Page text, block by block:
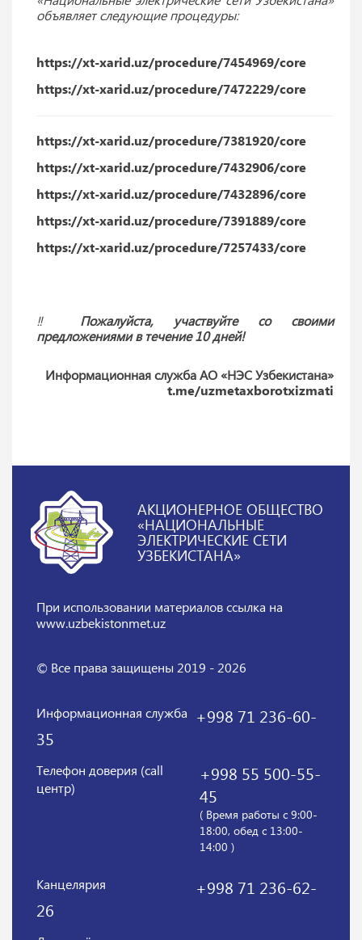
объявляет следующие процедуры:
https://xt-xarid.uz/procedure/7454969/core
https://xt-xarid.uz/procedure/7472229/core
https://xt-xarid.uz/procedure/7381920/core
https://xt-xarid.uz/procedure/7432906/core
https://xt-xarid.uz/procedure/7432896/core
https://xt-xarid.uz/procedure/7391889/core
https://xt-xarid.uz/procedure/7257433/core
‼️
Пожалуйста, участвуйте со своими
предложениями в течение 10 дней!
Информационная служба АО «НЭС Узбекистана»
t.me/uzmetaxborotxizmati
АКЦИОНЕРНОЕ ОБЩЕСТВО
«НАЦИОНАЛЬНЫЕ
ЭЛЕКТРИЧЕСКИЕ СЕТИ
УЗБЕКИСТАНА»
При использовании материаловссылка на
www.uzbekistonmet.uz
© Все права защищены 2019 - 2026
Информационная служба
+998 71 236-60-
35
Телефон доверия (call
центр)
+998 55 500-55-
45
( Время работы с 9:00-
18:00, обед с 13:00-
14:00 )
Канцелярия
+998 71 236-62-
26